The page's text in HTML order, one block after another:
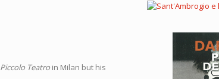
Piccolo Teatro in Milan but his